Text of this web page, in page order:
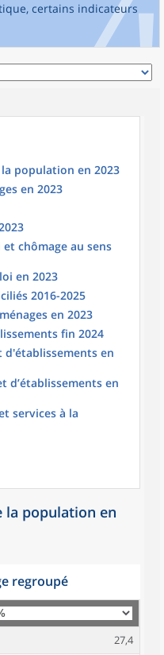
certains indicateurs
population en 2023
en 2023
chômage au sens
en 2023
2016-2025
en 2023
fin 2024
en
d’établissements en
services à la
la population en
regroupé
27,4